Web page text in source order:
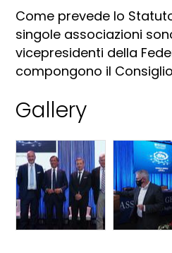
Come prevede lo
singole associazioni
vicepresidenti della
compongono il
Gallery